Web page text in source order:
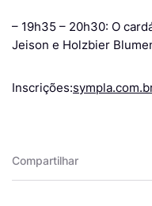
– 19h35 – 20h30: O
Jeison e Holzbier
Inscrições:
Compartilhar